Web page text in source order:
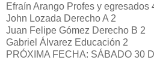
Efraín Arango Profes y egresados
John Lozada Derecho A 2
Juan Felipe Gómez Derecho B 2
Gabriel Álvarez Educación 2
PRÓXIMA FECHA: SÁBADO 30